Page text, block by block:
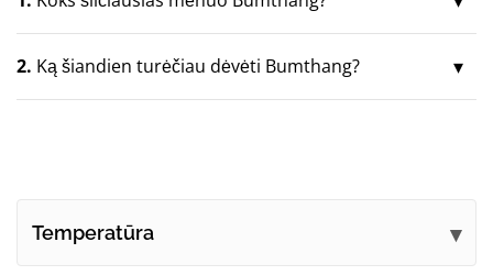
2. Ką šiandien turėčiau dėvėti Bumthang?
Temperatūra